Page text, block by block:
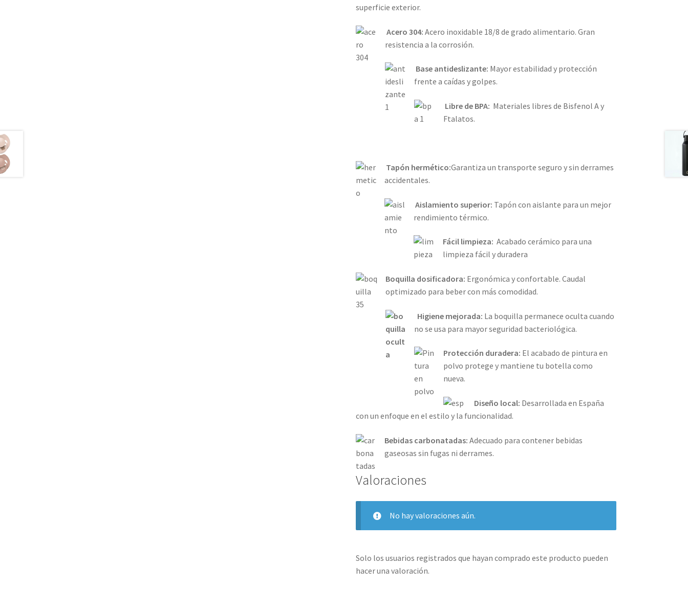
superficie exterior.
Acero 304:Acero inoxidable 18/8 de grado alimentario. Gran
resistencia a la corrosión.
Base antideslizante: Mayor estabilidad y protección
frente a caídas y golpes.
Libre de BPA: Materiales libres de Bisfenol A y
Ftalatos.
Tapón hermético:Garantiza un transporte seguro y sin derrames
accidentales.
Aislamiento superior: Tapón con aislante para un mejor
rendimiento térmico.
Fácil limpieza:Acabado cerámico para una
limpieza fácil y duradera
Boquilla dosificadora: Ergonómica y confortable. Caudal
optimizado para beber con más comodidad.
Higiene mejorada: La boquilla permanece oculta cuando
no se usa para mayor seguridad bacteriológica.
Protección duradera: El acabado de pintura en
polvo protege y mantiene tu botella como
nueva.
Diseño local: Desarrollada en España
con un enfoque en el estilo y la funcionalidad.
Bebidas carbonatadas:Adecuado para contener bebidas
gaseosas sin fugas ni derrames.
Valoraciones
No hay valoraciones aún.
Solo los usuarios registrados que hayan comprado este producto pueden
hacer una valoración.